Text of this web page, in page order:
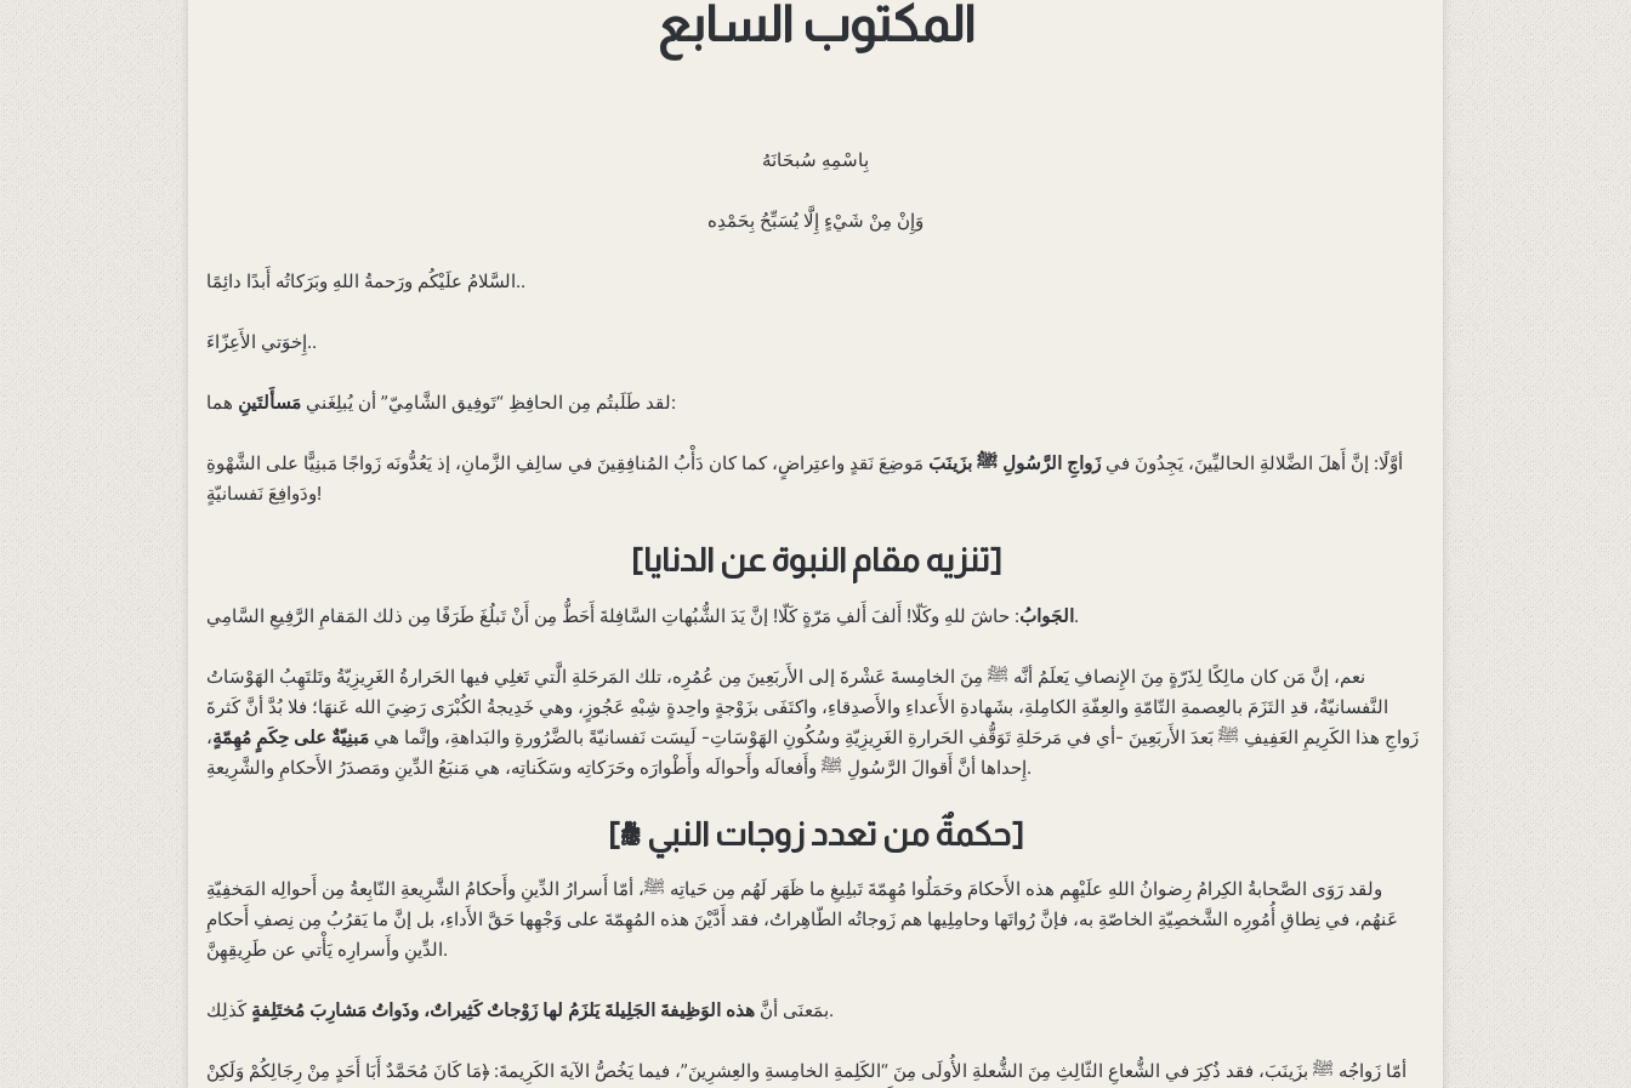
بِاسْمِهِ سُبحَانَهُ
وَإِنْ مِنْ شَيْءٍ إِلَّا يُسَبِّحُ بِحَمْدِه
السَّلامُ علَيْكُم ورَحمةُ اللهِ وبَرَكاتُه أَبدًا دائِمًا..
إِخوَتي الأَعِزّاءَ..‌
لقد طَلَبتُم مِن الحافِظِ “تَوفِيق الشَّامِيّ” أن يُبلِغَنيمَسأَلتَينِ هما:
أوَّلًا: إنَّ أَهلَ الضَّلالةِ الحاليِّينَ، يَجِدُونَ فيزَواجِ الرَّسُولِ ﷺ بزَينَبَ مَوضِعَ نَقدٍ واعتِراضٍ، كما كان دَأْبُ المُنافِقِينَ في سالِفِ الزَّمانِ، إذ يَعُدُّونَه زَواجًا مَبنِيًّا على الشَّهْوةِ
ودَوافِعَ نَفسانيّةٍ!
[تنزيه مقام النبوة عن الدنايا]
الجَوابُ: حاشَ للهِ وكَلّا! أَلفَ أَلفِ مَرّةٍ كَلّا! إنَّ يَدَ الشُّبُهاتِ السَّافِلةَ أَحَطُّ مِن أَنْ تَبلُغَ طَرَفًا مِن ذلك المَقامِ الرَّفِيعِ السَّامِي.
نعم، إنَّ مَن كان مالِكًا لِذَرّةٍ مِنَ الإِنصافِ يَعلَمُ أنَّه ﷺ مِنَ الخامِسةَ عَشْرةَ إلى الأَربَعِينَ مِن عُمُرِه، تلك المَرحَلةِ الَّتي تَغلِي فيها الحَرارةُ الغَرِيزِيّةُ وتَلتَهِبُ الهَوْسَاتُ
النَّفسانيّةُ، قدِ التَزَمَ بالعِصمةِ التّامّةِ والعِفّةِ الكامِلةِ، بشَهادةِ الأَعداءِ والأَصدِقاءِ، واكتَفَى بزَوْجةٍ واحِدةٍ شِبْهِ عَجُوزٍ، وهي خَدِيجةُ الكُبْرَى رَضِيَ الله عَنهَا؛ فلا بُدَّ أنَّ كَثرةَ
زَواجِ هذا الكَرِيمِ العَفِيفِ ﷺ بَعدَ الأَربَعِينَ -أي في مَرحَلةِ تَوَقُّفِ الحَرارةِ الغَرِيزِيّةِ وسُكُونِ الهَوْسَاتِ- لَيسَت نَفسانيّةً بالضَّرُورةِ والبَداهةِ، وإنَّما هيمَبنِيّةٌ على حِكَمٍ مُهِمّةٍ،
إِحداها أنَّ أَقوالَ الرَّسُولِ ﷺ وأَفعالَه وأَحوالَه وأَطْوارَه وحَرَكاتِه وسَكَناتِه، هي مَنبَعُ الدِّينِ ومَصدَرُ الأَحكامِ والشَّرِيعةِ.
[حكمةٌ من تعدد زوجات النبي ﷺ]
ولقد رَوَى الصَّحابةُ الكِرامُ رِضوانُ اللهِ علَيْهِم هذه الأَحكامَ وحَمَلُوا مُهِمّةَ تَبلِيغِ ما ظَهَر لَهُم مِن حَياتِه ﷺ، أمّا أَسرارُ الدِّينِ وأَحكامُ الشَّرِيعةِ النّابِعةُ مِن أَحوالِه المَخفِيّةِ
عَنهُم، في نِطاقِ أُمُورِه الشَّخصِيّةِ الخاصّةِ به، فإنَّ رُواتَها وحامِلِيها هم زَوجاتُه الطّاهِراتُ، فقد أَدَّيْنَ هذه المُهِمّةَ على وَجْهِها حَقَّ الأَداءِ، بل إنَّ ما يَقرُبُ مِن نِصفِ أَحكامِ
الدِّينِ وأَسرارِه يَأْتي عن طَرِيقِهِنَّ.
بمَعنَى أنَّهذه الوَظِيفةَ الجَلِيلةَ يَلزَمُ لها زَوْجاتٌ كَثِيراتٌ، وذَواتُ مَشارِبَ مُختَلِفةٍ كَذلِك.
أمّا زَواجُه ﷺ بزَينَبَ، فقد ذُكِرَ في الشُّعاعِ الثّالِثِ مِنَ الشُّعلةِ الأُولَى مِنَ “الكَلِمةِ الخامِسةِ والعِشرِينَ”، فيما يَخُصُّ الآيةَ الكَرِيمةَ: ﴿مَا كَانَ مُحَمَّدٌ أَبَا أَحَدٍ مِنْ رِجَالِكُمْ وَلَكِنْ